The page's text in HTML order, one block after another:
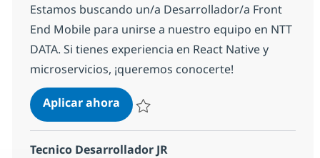
Estamos buscando un/a Desarrollador/a Front
End Mobile para unirse a nuestro equipo en NTT
DATA. Si tienes experiencia en React Native y
microservicios, ¡queremos conocerte!
Aplicar ahoraDesarrollador React native
Tecnico Desarrollador JR